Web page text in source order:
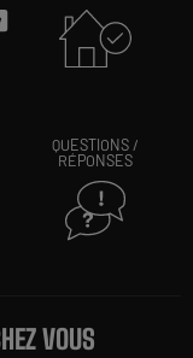
QUESTIONS /
RÉPONSES
VOUS